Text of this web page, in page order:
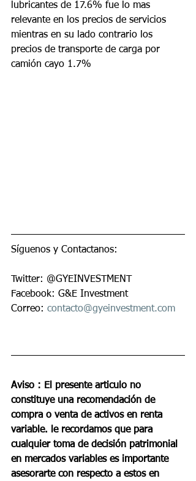
lubricantes de 17.6% fue lo mas
relevante en los precios de servicios
mientras en su lado contrario los
precios de transporte de carga por
camión cayo 1.7%
Síguenos y Contactanos:
Twitter: @GYEINVESTMENT
Facebook: G&E Investment
Correo: contacto@gyeinvestment.com
Aviso : El presente articulo no
constituye una recomendación de
compra o venta de activos en renta
variable. le recordamos que para
cualquier toma de decisión patrimonial
en mercados variables es importante
asesorarte con respecto a estos en